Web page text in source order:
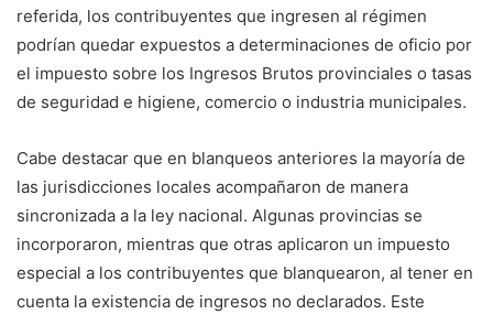
referida, los contribuyentes que ingresen al régimen
podrían quedar expuestos a determinaciones de oficio por
el impuesto sobre los Ingresos Brutos provinciales o tasas
de seguridad e higiene, comercio o industria municipales.
Cabe destacar que en blanqueos anteriores la mayoría de
las jurisdicciones locales acompañaron de manera
sincronizada a la ley nacional. Algunas provincias se
incorporaron, mientras que otras aplicaron un impuesto
especial a los contribuyentes que blanquearon, al tener en
cuenta la existencia de ingresos no declarados. Este